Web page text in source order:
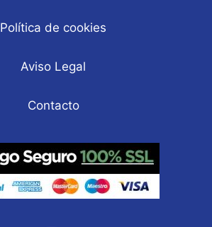
Política de cookies
Aviso Legal
Contacto